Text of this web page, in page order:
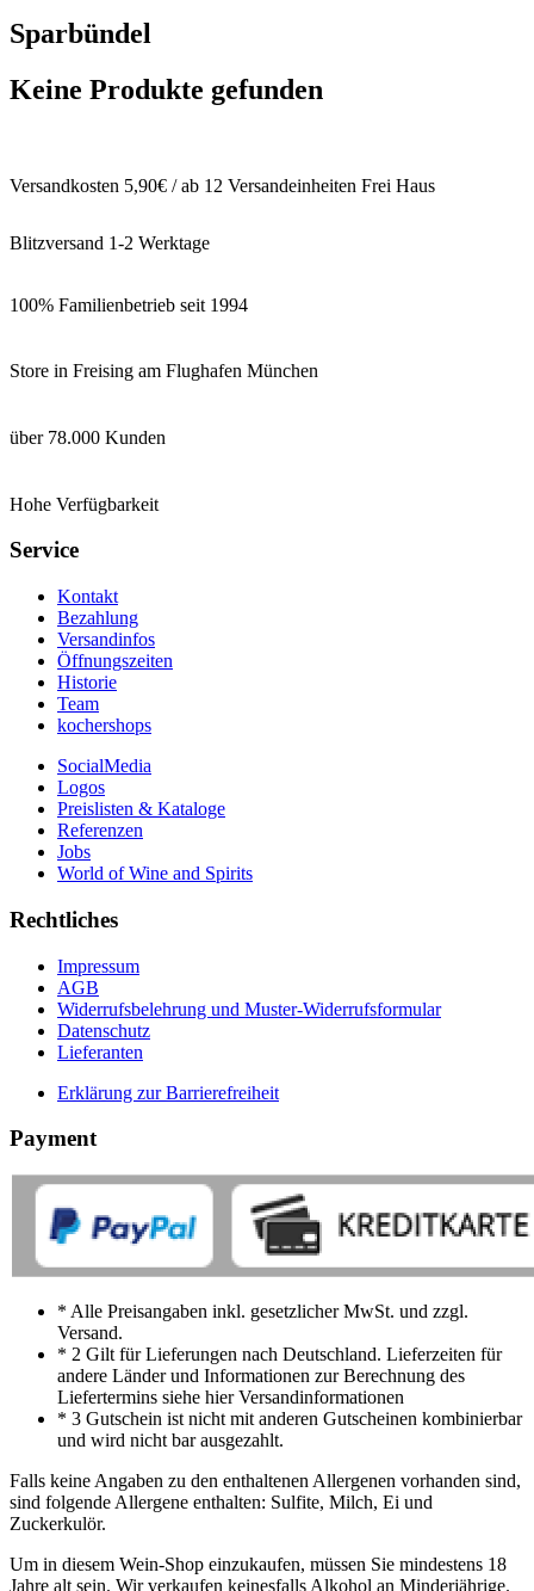
Sparbündel
Keine Produkte gefunden
Versandkosten 5,90€ / ab 12 Versandeinheiten Frei Haus
Blitzversand 1-2 Werktage
100% Familienbetrieb seit 1994
Store in Freising am Flughafen München
über 78.000 Kunden
Hohe Verfügbarkeit
Service
Kontakt
Bezahlung
Versandinfos
Öffnungszeiten
Historie
Team
kochershops
SocialMedia
Logos
Preislisten & Kataloge
Referenzen
Jobs
World of Wine and Spirits
Rechtliches
Impressum
AGB
Widerrufsbelehrung und Muster-Widerrufsformular
Datenschutz
Lieferanten
Erklärung zur Barrierefreiheit
Payment
* Alle Preisangaben inkl. gesetzlicher MwSt. und zzgl.
Versand.
* 2 Gilt für Lieferungen nach Deutschland. Lieferzeiten für
andere Länder und Informationen zur Berechnung des
Liefertermins siehe hier Versandinformationen
* 3 Gutschein ist nicht mit anderen Gutscheinen kombinierbar
und wird nicht bar ausgezahlt.
Falls keine Angaben zu den enthaltenen Allergenen vorhanden sind,
sind folgende Allergene enthalten: Sulfite, Milch, Ei und
Zuckerkulör.
Um in diesem Wein-Shop einzukaufen, müssen Sie mindestens 18
Jahre alt sein. Wir verkaufen keinesfalls Alkohol an Minderjährige.